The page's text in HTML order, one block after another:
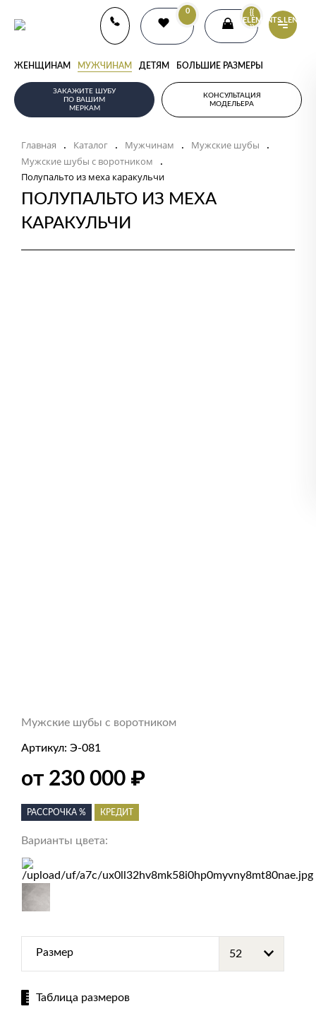
0
{{
ELEMENTS.LENGTH
}}
ЖЕНЩИНАМ МУЖЧИНАМ ДЕТЯМ БОЛЬШИЕ РАЗМЕРЫ
ЗАКАЖИТЕ ШУБУ
ПО ВАШИМ
МЕРКАМ
КОНСУЛЬТАЦИЯ
МОДЕЛЬЕРА
Главная . Каталог . Мужчинам . Мужские шубы .
Мужские шубы с воротником .
Полупальто из меха каракульчи
ПОЛУПАЛЬТО ИЗ МЕХА
КАРАКУЛЬЧИ
Мужские шубы с воротником
Артикул: Э-081
от 230 000 ₽
РАССРОЧКА % КРЕДИТ
Варианты цвета:
Размер
Таблица размеров